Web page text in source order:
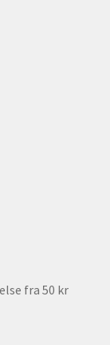
fra 50 kr